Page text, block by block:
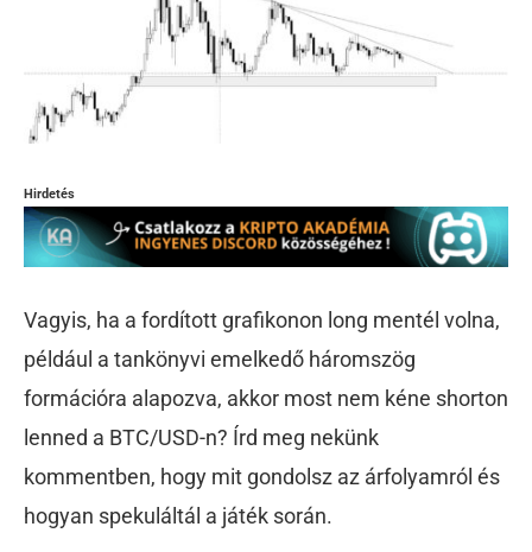
Hirdetés
Vagyis, ha a fordított grafikonon long mentél volna,
például a tankönyvi emelkedő háromszög
formációra alapozva, akkor most nem kéne shorton
lenned a BTC/USD-n? Írd meg nekünk
kommentben, hogy mit gondolsz az árfolyamról és
hogyan spekuláltál a játék során.